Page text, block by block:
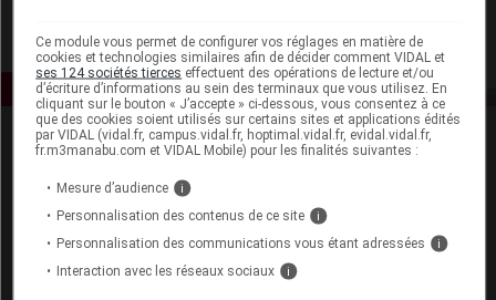
Espace produit
Ce module vous permet de configurer vos réglages en matière de
cookies et technologies similaires afin de décider comment VIDAL et
ses 124 sociétés tierces effectuent des opérations de lecture et/ou
d’écriture d’informations au sein des terminaux que vous utilisez. En
cliquant sur le bouton « J’accepte » ci-dessous, vous consentez à ce
que des cookies soient utilisés sur certains sites et applications édités
par VIDAL (vidal.fr, campus.vidal.fr, hoptimal.vidal.fr, evidal.vidal.fr,
fr.m3manabu.com et VIDAL Mobile) pour les finalités suivantes :
Mesure d’audience i
Personnalisation des contenus de ce site i
Personnalisation des communications vous étant adressées i
Interaction avec les réseaux sociaux i